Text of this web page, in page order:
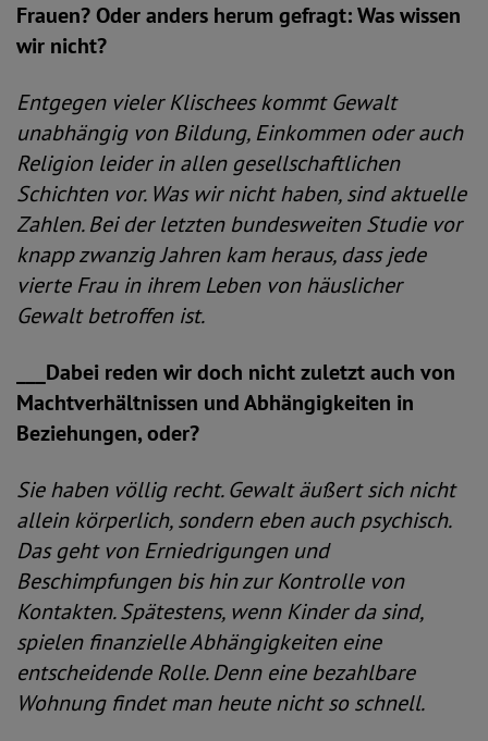
Frauen? Oder anders herum gefragt: Was wissen
wir nicht?
Entgegen vieler Klischees kommt Gewalt
unabhängig von Bildung, Einkommen oder auch
Religion leider in allen gesellschaftlichen
Schichten vor. Was wir nicht haben, sind aktuelle
Zahlen. Bei der letzten bundesweiten Studie vor
knapp zwanzig Jahren kam heraus, dass jede
vierte Frau in ihrem Leben von häuslicher
Gewalt betroffen ist.
___Dabei reden wir doch nicht zuletzt auch von
Machtverhältnissen und Abhängigkeiten in
Beziehungen, oder?
Sie haben völlig recht. Gewalt äußert sich nicht
allein körperlich, sondern eben auch psychisch.
Das geht von Erniedrigungen und
Beschimpfungen bis hin zur Kontrolle von
Kontakten. Spätestens, wenn Kinder da sind,
spielen finanzielle Abhängigkeiten eine
entscheidende Rolle. Denn eine bezahlbare
Wohnung findet man heute nicht so schnell.